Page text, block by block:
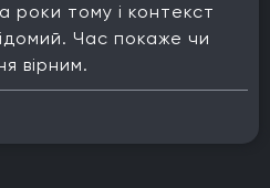
роки тому і контекст
Час покаже чи
вірним.